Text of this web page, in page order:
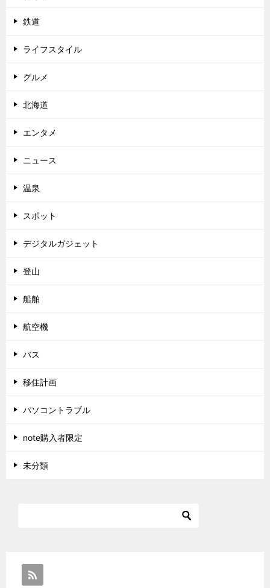
鉄道
ライフスタイル
グルメ
北海道
エンタメ
ニュース
温泉
スポット
デジタルガジェット
登山
船舶
航空機
バス
移住計画
パソコントラブル
note購入者限定
未分類